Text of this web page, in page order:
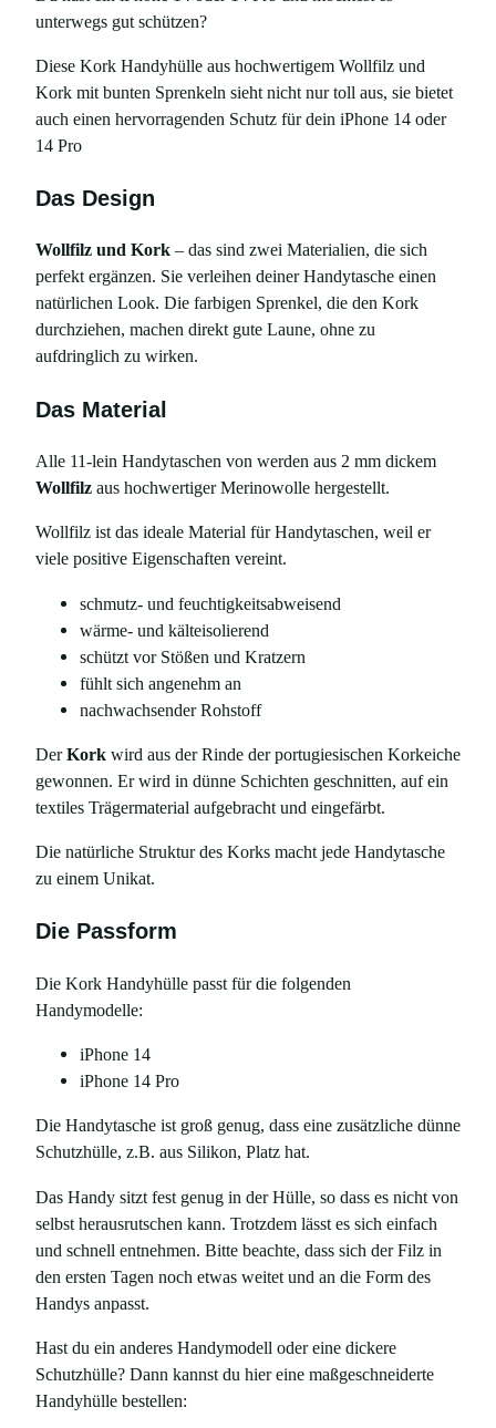
unterwegs gut schützen?
Diese Kork Handyhülle aus hochwertigem Wollfilz und
Kork mit bunten Sprenkeln sieht nicht nur toll aus, sie bietet
auch einen hervorragenden Schutz für dein iPhone 14 oder
14 Pro
Das Design
Wollfilz und Kork – das sind zwei Materialien, die sich
perfekt ergänzen. Sie verleihen deiner Handytasche einen
natürlichen Look. Die farbigen Sprenkel, die den Kork
durchziehen, machen direkt gute Laune, ohne zu
aufdringlich zu wirken.
Das Material
Alle 11-lein Handytaschen von werden aus 2 mm dickem
Wollfilz aus hochwertiger Merinowolle hergestellt.
Wollfilz ist das ideale Material für Handytaschen, weil er
viele positive Eigenschaften vereint.
schmutz- und feuchtigkeitsabweisend
wärme- und kälteisolierend
schützt vor Stößen und Kratzern
fühlt sich angenehm an
nachwachsender Rohstoff
DerKork wird aus der Rinde der portugiesischen Korkeiche
gewonnen. Er wird in dünne Schichten geschnitten, auf ein
textiles Trägermaterial aufgebracht und eingefärbt.
Die natürliche Struktur des Korks macht jede Handytasche
zu einem Unikat.
Die Passform
Die Kork Handyhülle passt für die folgenden
Handymodelle:
iPhone 14
iPhone 14 Pro
Die Handytasche ist groß genug, dass eine zusätzliche dünne
Schutzhülle, z.B. aus Silikon, Platz hat.
Das Handy sitzt fest genug in der Hülle, so dass es nicht von
selbst herausrutschen kann. Trotzdem lässt es sich einfach
und schnell entnehmen. Bitte beachte, dass sich der Filz in
den ersten Tagen noch etwas weitet und an die Form des
Handys anpasst.
Hast du ein anderes Handymodell oder eine dickere
Schutzhülle? Dann kannst du hier eine maßgeschneiderte
Handyhülle bestellen: